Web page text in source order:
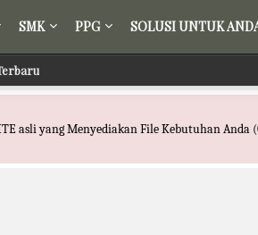
SMK PPG SOLUSI UNTUK
Terbaru
asli yang Menyediakan File Kebutuhan Anda